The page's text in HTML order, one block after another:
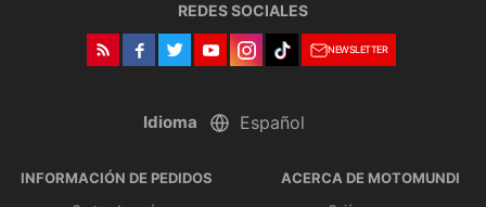
REDES SOCIALES
NEWSLETTER
Idioma
INFORMACIÓN DE PEDIDOS ACERCA DE MOTOMUNDI